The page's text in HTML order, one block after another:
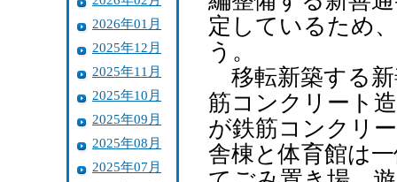
2026年01月
2025年12月
2025年11月
2025年10月
2025年09月
2025年08月
2025年07月
定しているため
う。
移転新築する新
筋コンクリート
が鉄筋コンクリ
舎棟と体育館は